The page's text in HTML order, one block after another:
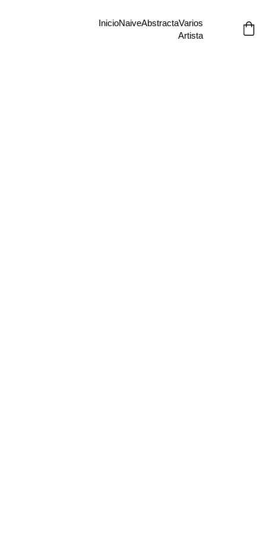
InicioNaiveAbstractaVarios
Artista